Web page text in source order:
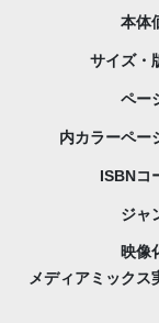
本体
サイズ・
ペー
内カラーペー
ISBNコ
ジャ
映像
メディアミックス